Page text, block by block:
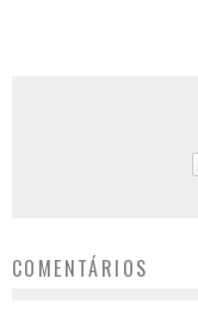
COMENTÁRIOS